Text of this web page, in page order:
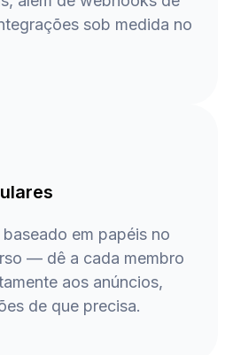
sob medida no
em papéis no
— dê a cada membro
aos anúncios,
de que precisa.